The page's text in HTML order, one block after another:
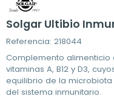
Solgar Ultibio
Referencia: 218044
Complemento
vitaminas A, B12 y D3,
equilibrio de la
del sistema inmunitario.